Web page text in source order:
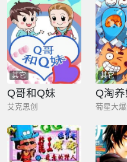
其它
Q哥和Q妹
艾克思创
其它
Q淘
葡星大